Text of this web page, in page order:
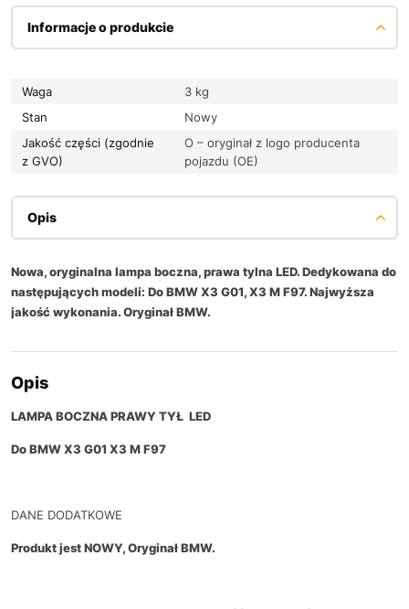
Informacje o produkcie
Waga
3 kg
Stan
Nowy
Jakość części (zgodnie
z GVO)
O – oryginał z logo producenta
pojazdu (OE)
Opis
Nowa, oryginalna lampa boczna, prawa tylna LED. Dedykowana do
następujących modeli: Do BMW X3 G01, X3 M F97. Najwyższa
jakość wykonania. Oryginał BMW.
Opis
LAMPA BOCZNA PRAWY TYŁ LED
Do BMW X3 G01 X3 M F97
DANE DODATKOWE
Produkt jest NOWY, Oryginał BMW.